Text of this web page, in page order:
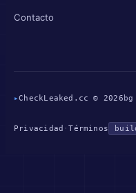
Contacto
▸CheckLeaked.cc © 2026
Privacidad ·Términos